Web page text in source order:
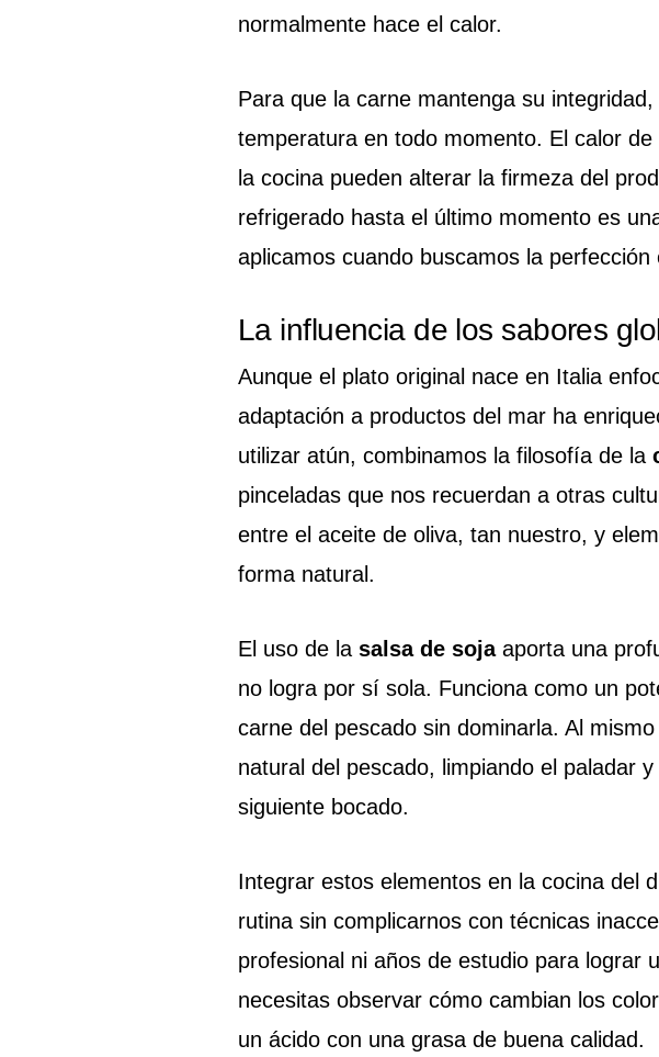
normalmente hace el calor.
Para que la carne mantenga su
temperatura en todo momento. El calor
la cocina pueden alterar la firmeza del
refrigerado hasta el último momento es
aplicamos cuando buscamos la
La influencia de los sabores
Aunque el plato original nace en Italia
adaptación a productos del mar ha
utilizar atún, combinamos la filosofía de la
pinceladas que nos recuerdan a otras
entre el aceite de oliva, tan nuestro, y
forma natural.
El uso de la salsa de sojaaporta una
no logra por sí sola. Funciona como un
carne del pescado sin dominarla. Al mismo
natural del pescado, limpiando el paladar
siguiente bocado.
Integrar estos elementos en la cocina del
rutina sin complicarnos con técnicas
profesional ni años de estudio para lograr
necesitas observar cómo cambian los
un ácido con una grasa de buena calidad.